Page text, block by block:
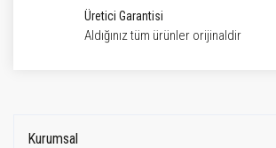
Üretici Garantisi
Aldığınız tüm ürünler orijinaldir
Kurumsal